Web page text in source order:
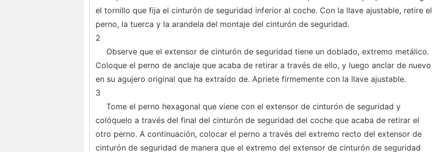
el tornillo que fija el cinturón de seguridad inferior al coche. Con la llave ajustable, retire el
perno, la tuerca y la arandela del montaje del cinturón de seguridad.
2
Observe que el extensor de cinturón de seguridad tiene un doblado, extremo metálico.
Coloque el perno de anclaje que acaba de retirar a través de ello, y luego anclar de nuevo
en su agujero original que ha extraído de. Apriete firmemente con la llave ajustable.
3
Tome el perno hexagonal que viene con el extensor de cinturón de seguridad y
colóquelo a través del final del cinturón de seguridad del coche que acaba de retirar el
otro perno. A continuación, colocar el perno a través del extremo recto del extensor de
cinturón de seguridad de manera que el extremo del extensor de cinturón de seguridad